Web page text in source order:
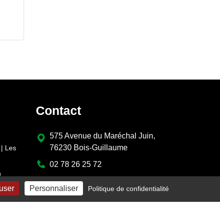
Les
Contact
575 Avenue du Maréchal Juin,
76230 Bois-Guillaume
02 78 26 25 72
contact@cleverte.fr
Personnaliser Politique de confidentialité